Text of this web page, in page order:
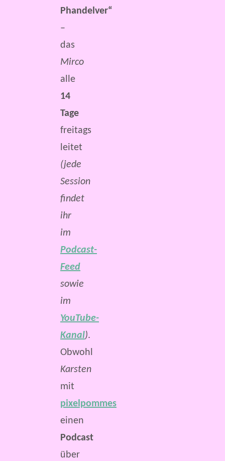
Phandelver“
–
das
Mirco
alle
14
Tage
freitags
leitet
(jede
Session
findet
ihr
im
Podcast-
Feed
sowie
im
YouTube-
Kanal).
Obwohl
Karsten
mit
pixelpommes
einen
Podcast
über